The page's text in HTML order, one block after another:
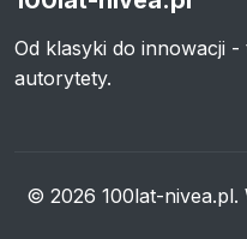
Od klasyki do innowacji
autorytety.
© 2026 100lat-nivea.pl.